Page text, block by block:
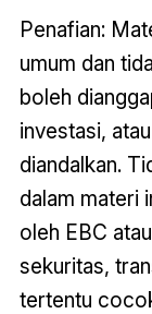
Penafian:
umum dan
boleh
investasi,
diandalkan.
dalam materi
oleh EBC
sekuritas,
tertentu